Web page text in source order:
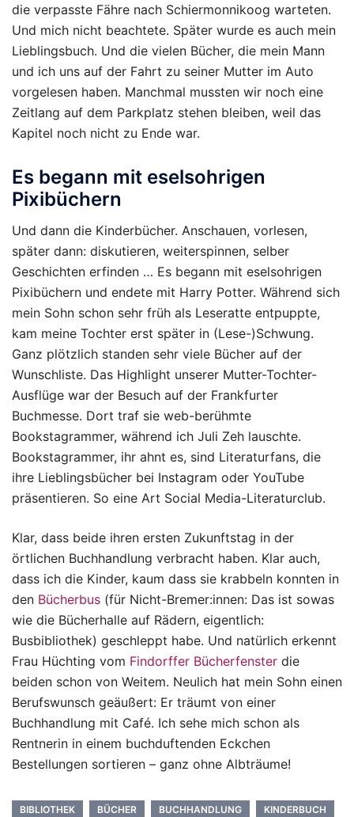
die verpasste Fähre nach Schiermonnikoog warteten.
Und mich nicht beachtete. Später wurde es auch mein
Lieblingsbuch. Und die vielen Bücher, die mein Mann
und ich uns auf der Fahrt zu seiner Mutter im Auto
vorgelesen haben. Manchmal mussten wir noch eine
Zeitlang auf dem Parkplatz stehen bleiben, weil das
Kapitel noch nicht zu Ende war.
Es begann mit eselsohrigen
Pixibüchern
Und dann die Kinderbücher. Anschauen, vorlesen,
später dann: diskutieren, weiterspinnen, selber
Geschichten erfinden … Es begann mit eselsohrigen
Pixibüchern und endete mit Harry Potter. Während sich
mein Sohn schon sehr früh als Leseratte entpuppte,
kam meine Tochter erst später in (Lese-)Schwung.
Ganz plötzlich standen sehr viele Bücher auf der
Wunschliste. Das Highlight unserer Mutter-Tochter-
Ausflüge war der Besuch auf der Frankfurter
Buchmesse. Dort traf sie web-berühmte
Bookstagrammer, während ich Juli Zeh lauschte.
Bookstagrammer, ihr ahnt es, sind Literaturfans, die
ihre Lieblingsbücher bei Instagram oder YouTube
präsentieren. So eine Art Social Media-Literaturclub.
Klar, dass beide ihren ersten Zukunftstag in der
örtlichen Buchhandlung verbracht haben. Klar auch,
dass ich die Kinder, kaum dass sie krabbeln konnten in
den Bücherbus (für Nicht-Bremer:innen: Das ist sowas
wie die Bücherhalle auf Rädern, eigentlich:
Busbibliothek) geschleppt habe. Und natürlich erkennt
Frau Hüchting vom Findorffer Bücherfenster die
beiden schon von Weitem. Neulich hat mein Sohn einen
Berufswunsch geäußert: Er träumt von einer
Buchhandlung mit Café. Ich sehe mich schon als
Rentnerin in einem buchduftenden Eckchen
Bestellungen sortieren – ganz ohne Albträume!
BIBLIOTHEK BÜCHER BUCHHANDLUNG
KINDERBUCH